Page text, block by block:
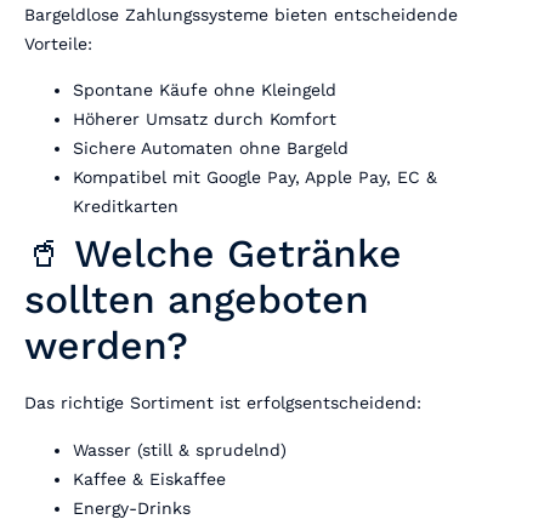
Bargeldlose Zahlungssysteme bieten entscheidende
Vorteile:
Spontane Käufe ohne Kleingeld
Höherer Umsatz durch Komfort
Sichere Automaten ohne Bargeld
Kompatibel mit Google Pay, Apple Pay, EC &
Kreditkarten
🥤 Welche Getränke
sollten angeboten
werden?
Das richtige Sortiment ist erfolgsentscheidend:
Wasser (still & sprudelnd)
Kaffee & Eiskaffee
Energy-Drinks